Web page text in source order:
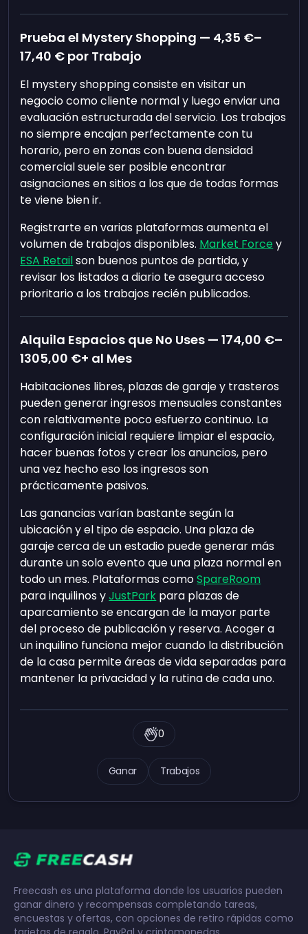
Prueba el Mystery Shopping — 4,35 €–
17,40 € por Trabajo
El mystery shopping consiste en visitar un
negocio como cliente normal y luego enviar una
evaluación estructurada del servicio. Los trabajos
no siempre encajan perfectamente con tu
horario, pero en zonas con buena densidad
comercial suele ser posible encontrar
asignaciones en sitios a los que de todas formas
te viene bien ir.
Registrarte en varias plataformas aumenta el
volumen de trabajos disponibles. Market Force y
ESA Retailson buenos puntos de partida, y
revisar los listados a diario te asegura acceso
prioritario a los trabajos recién publicados.
Alquila Espacios que No Uses —174,00 €–
1305,00 €+ al Mes
Habitaciones libres, plazas de garaje y trasteros
pueden generar ingresos mensuales constantes
con relativamente poco esfuerzo continuo. La
configuración inicial requiere limpiar el espacio,
hacer buenas fotos y crear los anuncios, pero
una vez hecho eso los ingresos son
prácticamente pasivos.
Las ganancias varían bastante según la
ubicación y el tipo de espacio. Una plaza de
garaje cerca de un estadio puede generar más
durante un solo evento que una plaza normal en
todo un mes. Plataformas comoSpareRoom
para inquilinos yJustPark para plazas de
aparcamiento se encargan de la mayor parte
del proceso de publicación y reserva. Acoger a
un inquilino funciona mejor cuando la distribución
de la casa permite áreas de vida separadas para
mantener la privacidad y la rutina de cada uno.
Ganar Trabajos
0
Freecash es una plataforma donde los usuarios pueden
ganar dinero y recompensas completando tareas,
encuestas y ofertas, con opciones de retiro rápidas como